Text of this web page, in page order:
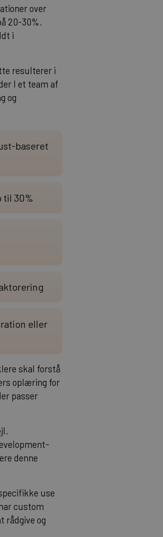
over
20-30%.
i
resulterer i
I et team af
og
baseret
til 30%
eller
skal forstå
oplæring for
passer
denne
use
custom
rådgive og